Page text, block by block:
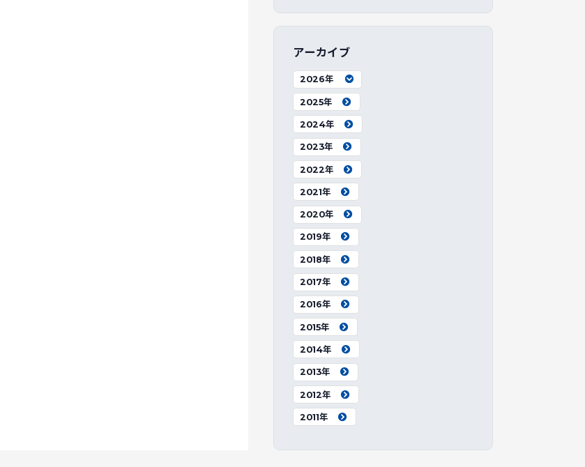
アーカイブ
2026年
2025年
2024年
2023年
2022年
2021年
2020年
2019年
2018年
2017年
2016年
2015年
2014年
2013年
2012年
2011年